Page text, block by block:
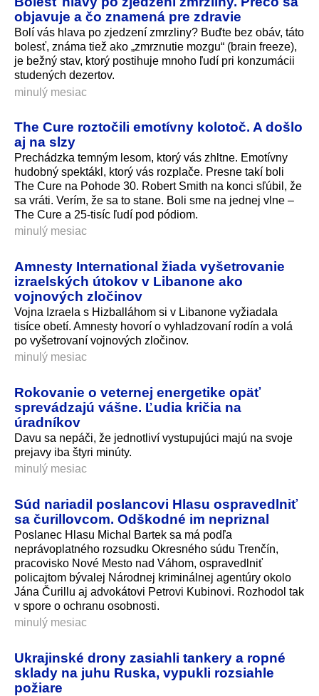
objavuje a čo znamená pre zdravie
Bolí vás hlava po zjedzení zmrzliny? Buďte bez obáv, táto
bolesť, známa tiež ako „zmrznutie mozgu“ (brain freeze),
je bežný stav, ktorý postihuje mnoho ľudí pri konzumácii
studených dezertov.
minulý mesiac
The Cure roztočili emotívny kolotoč. A došlo
aj na slzy
Prechádzka temným lesom, ktorý vás zhltne. Emotívny
hudobný spektákl, ktorý vás rozplače. Presne takí boli
The Cure na Pohode 30. Robert Smith na konci sľúbil, že
sa vráti. Verím, že sa to stane. Boli sme na jednej vlne –
The Cure a 25-tisíc ľudí pod pódiom.
minulý mesiac
Amnesty International žiada vyšetrovanie
izraelských útokov v Libanone ako
vojnových zločinov
Vojna Izraela s Hizballáhom si v Libanone vyžiadala
tisíce obetí. Amnesty hovorí o vyhladzovaní rodín a volá
po vyšetrovaní vojnových zločinov.
minulý mesiac
Rokovanie o veternej energetike opäť
sprevádzajú vášne. Ľudia kričia na
úradníkov
Davu sa nepáči, že jednotliví vystupujúci majú na svoje
prejavy iba štyri minúty.
minulý mesiac
Súd nariadil poslancovi Hlasu ospravedlniť
sa čurillovcom. Odškodné im nepriznal
Poslanec Hlasu Michal Bartek sa má podľa
neprávoplatného rozsudku Okresného súdu Trenčín,
pracovisko Nové Mesto nad Váhom, ospravedlniť
policajtom bývalej Národnej kriminálnej agentúry okolo
Jána Čurillu aj advokátovi Petrovi Kubinovi. Rozhodol tak
v spore o ochranu osobnosti.
minulý mesiac
Ukrajinské drony zasiahli tankery a ropné
sklady na juhu Ruska, vypukli rozsiahle
požiare